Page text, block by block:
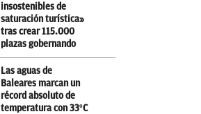
insostenibles de
saturación turística»
tras crear 115.000
plazas gobernando
Las aguas de
Baleares marcan un
récord absoluto de
temperatura con 33ºC